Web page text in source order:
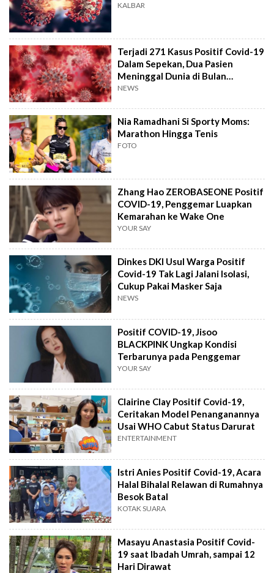
KALBAR
Terjadi 271 Kasus Positif Covid-19
Dalam Sepekan, Dua Pasien
Meninggal Dunia di Bulan
Desember
NEWS
Nia Ramadhani Si Sporty Moms:
Marathon Hingga Tenis
FOTO
Zhang Hao ZEROBASEONE Positif
COVID-19, Penggemar Luapkan
Kemarahan ke Wake One
YOUR SAY
Dinkes DKI Usul Warga Positif
Covid-19 Tak Lagi Jalani Isolasi,
Cukup Pakai Masker Saja
NEWS
Positif COVID-19, Jisoo
BLACKPINK Ungkap Kondisi
Terbarunya pada Penggemar
YOUR SAY
Clairine Clay Positif Covid-19,
Ceritakan Model Penanganannya
Usai WHO Cabut Status Darurat
ENTERTAINMENT
Istri Anies Positif Covid-19, Acara
Halal Bihalal Relawan di Rumahnya
Besok Batal
KOTAK SUARA
Masayu Anastasia Positif Covid-
19 saat Ibadah Umrah, sampai 12
Hari Dirawat